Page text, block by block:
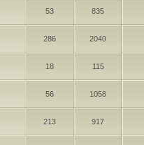
53 835
286 2040
18 115
56 1058
213 917